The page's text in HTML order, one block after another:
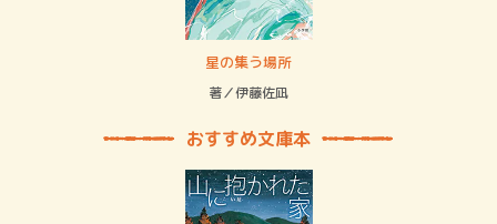
星の集う場所
著／伊藤佐凪
おすすめ文庫本